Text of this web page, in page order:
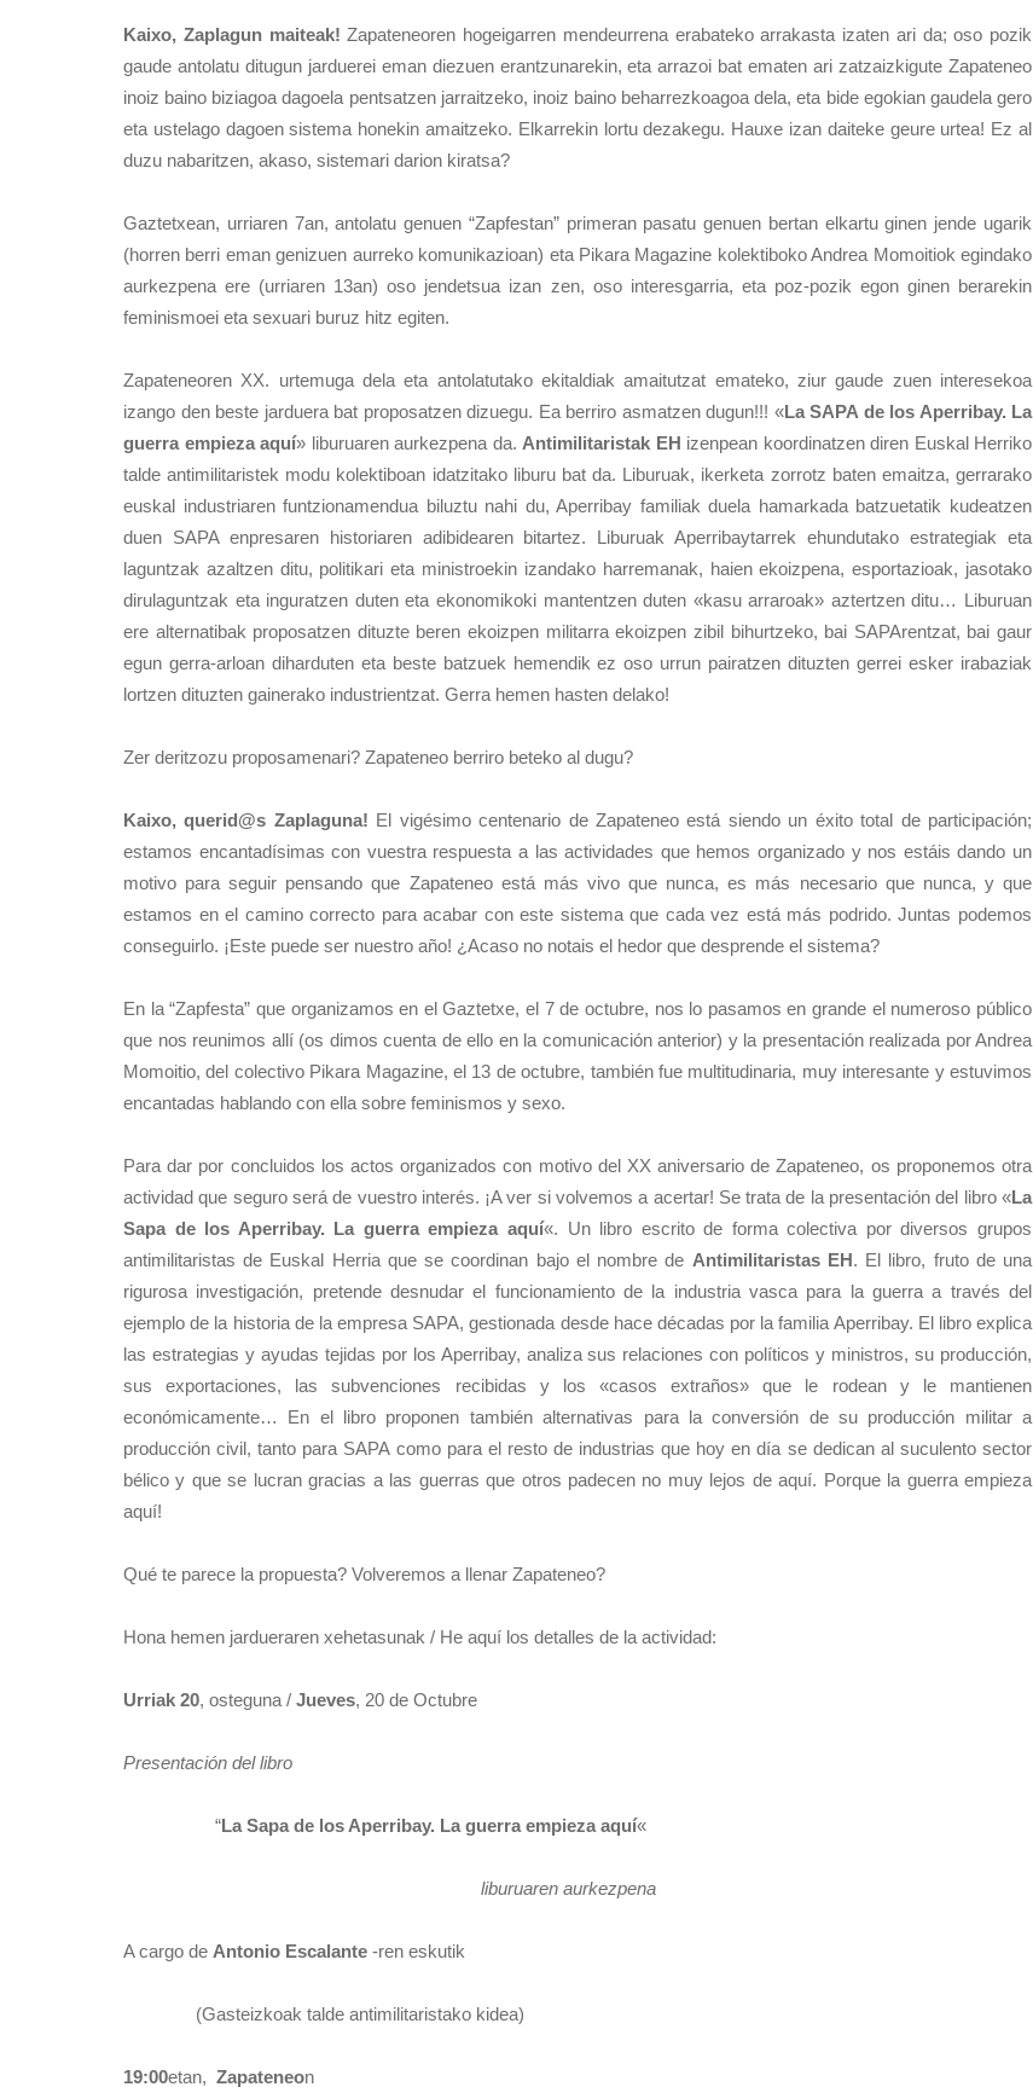
Kaixo, Zaplagun maiteak! Zapateneoren hogeigarren mendeurrena erabateko arrakasta izaten ari da; oso pozik
gaude antolatu ditugun jarduerei eman diezuen erantzunarekin, eta arrazoi bat ematen ari zatzaizkigute Zapateneo
inoiz baino biziagoa dagoela pentsatzen jarraitzeko, inoiz baino beharrezkoagoa dela, eta bide egokian gaudela gero
eta ustelago dagoen sistema honekin amaitzeko. Elkarrekin lortu dezakegu. Hauxe izan daiteke geure urtea! Ez al
duzu nabaritzen, akaso, sistemari darion kiratsa?
Gaztetxean, urriaren 7an, antolatu genuen “Zapfestan” primeran pasatu genuen bertan elkartu ginen jende ugarik
(horren berri eman genizuen aurreko komunikazioan) eta Pikara Magazine kolektiboko Andrea Momoitiok egindako
aurkezpena ere (urriaren 13an) oso jendetsua izan zen, oso interesgarria, eta poz-pozik egon ginen berarekin
feminismoei eta sexuari buruz hitz egiten.
Zapateneoren XX. urtemuga dela eta antolatutako ekitaldiak amaitutzat emateko, ziur gaude zuen interesekoa
izango den beste jarduera bat proposatzen dizuegu. Ea berriro asmatzen dugun!!! «La SAPA de los Aperribay. La
guerra empieza aquí» liburuaren aurkezpena da. Antimilitaristak EH izenpean koordinatzen diren Euskal Herriko
talde antimilitaristek modu kolektiboan idatzitako liburu bat da. Liburuak, ikerketa zorrotz baten emaitza, gerrarako
euskal industriaren funtzionamendua biluztu nahi du, Aperribay familiak duela hamarkada batzuetatik kudeatzen
duen SAPA enpresaren historiaren adibidearen bitartez. Liburuak Aperribaytarrek ehundutako estrategiak eta
laguntzak azaltzen ditu, politikari eta ministroekin izandako harremanak, haien ekoizpena, esportazioak, jasotako
dirulaguntzak eta inguratzen duten eta ekonomikoki mantentzen duten «kasu arraroak» aztertzen ditu… Liburuan
ere alternatibak proposatzen dituzte beren ekoizpen militarra ekoizpen zibil bihurtzeko, bai SAPArentzat, bai gaur
egun gerra-arloan diharduten eta beste batzuek hemendik ez oso urrun pairatzen dituzten gerrei esker irabaziak
lortzen dituzten gainerako industrientzat. Gerra hemen hasten delako!
Zer deritzozu proposamenari? Zapateneo berriro beteko al dugu?
Kaixo, querid@s Zaplaguna! El vigésimo centenario de Zapateneo está siendo un éxito total de participación;
estamos encantadísimas con vuestra respuesta a las actividades que hemos organizado y nos estáis dando un
motivo para seguir pensando que Zapateneo está más vivo que nunca, es más necesario que nunca, y que
estamos en el camino correcto para acabar con este sistema que cada vez está más podrido. Juntas podemos
conseguirlo. ¡Este puede ser nuestro año! ¿Acaso no notais el hedor que desprende el sistema?
En la “Zapfesta” que organizamos en el Gaztetxe, el 7 de octubre, nos lo pasamos en grande el numeroso público
que nos reunimos allí (os dimos cuenta de ello en la comunicación anterior) y la presentación realizada por Andrea
Momoitio, del colectivo Pikara Magazine, el 13 de octubre, también fue multitudinaria, muy interesante y estuvimos
encantadas hablando con ella sobre feminismos y sexo.
Para dar por concluidos los actos organizados con motivo del XX aniversario de Zapateneo, os proponemos otra
actividad que seguro será de vuestro interés. ¡A ver si volvemos a acertar! Se trata de la presentación del libro «La
Sapa de los Aperribay. La guerra empieza aquí«. Un libro escrito de forma colectiva por diversos grupos
antimilitaristas de Euskal Herria que se coordinan bajo el nombre de Antimilitaristas EH. El libro, fruto de una
rigurosa investigación, pretende desnudar el funcionamiento de la industria vasca para la guerra a través del
ejemplo de la historia de la empresa SAPA, gestionada desde hace décadas por la familia Aperribay. El libro explica
las estrategias y ayudas tejidas por los Aperribay, analiza sus relaciones con políticos y ministros, su producción,
sus exportaciones, las subvenciones recibidas y los «casos extraños» que le rodean y le mantienen
económicamente… En el libro proponen también alternativas para la conversión de su producción militar a
producción civil, tanto para SAPA como para el resto de industrias que hoy en día se dedican al suculento sector
bélico y que se lucran gracias a las guerras que otros padecen no muy lejos de aquí. Porque la guerra empieza
aquí!
Qué te parece la propuesta? Volveremos a llenar Zapateneo?
Hona hemen jardueraren xehetasunak / He aquí los detalles de la actividad:
Urriak 20, osteguna / Jueves, 20 de Octubre
Presentación del libro
“La Sapa de los Aperribay. La guerra empieza aquí«
liburuaren aurkezpena
A cargo de Antonio Escalante -ren eskutik
(Gasteizkoak talde antimilitaristako kidea)
19:00etan, Zapateneon